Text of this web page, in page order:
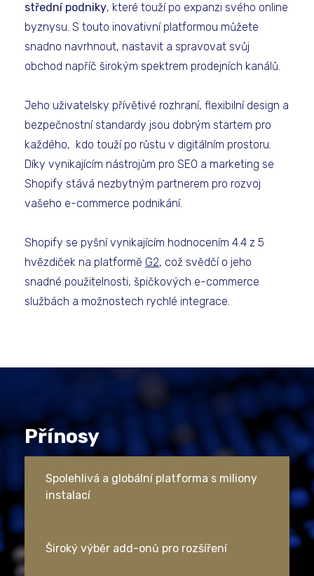
střední podniky, které touží po expanzi svého online
byznysu. S touto inovativní platformou můžete
snadno navrhnout, nastavit a spravovat svůj
obchod napříč širokým spektrem prodejních kanálů.
Jeho uživatelsky přívětivé rozhraní, flexibilní design a
bezpečnostní standardy jsou dobrým startem pro
každého, kdo touží po růstu v digitálním prostoru.
Díky vynikajícím nástrojům pro SEO a marketing se
Shopify stává nezbytným partnerem pro rozvoj
vašeho e-commerce podnikání.
Shopify se pyšní vynikajícím hodnocením 4.4 z 5
hvězdiček na platformě G2, což svědčí o jeho
snadné použitelnosti, špičkových e-commerce
službách a možnostech rychlé integrace.
Přínosy
Spolehlivá a globální platforma s miliony
instalací
Široký výběr add-onů pro rozšíření